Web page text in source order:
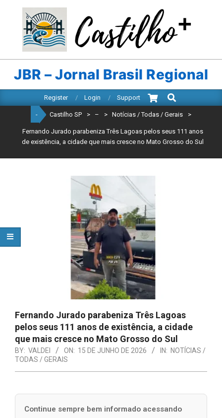
content
CASTILHO
SP
JBR – Jornal Brasil Regional
Navigation
Register Login Support
Search
- Castilho SP > – > Notícias / Todas / Gerais >
Fernando Jurado parabeniza Três Lagoas pelos seus 111 anos
de existência, a cidade que mais cresce no Mato Grosso do Sul
Fernando Jurado parabeniza Três Lagoas
pelos seus 111 anos de existência, a cidade
que mais cresce no Mato Grosso do Sul
BY: VALDEI ON: 15 DE JUNHO DE 2026 IN: NOTÍCIAS /
TODAS / GERAIS
Continue sempre bem informado acessando